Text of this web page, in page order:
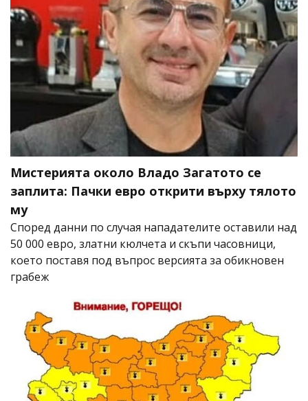
Мистерията около Владо Загатото се
заплита: Пачки евро открити върху тялото
му
Според данни по случая нападателите оставили над
50 000 евро, златни кюлчета и скъпи часовници,
което поставя под въпрос версията за обикновен
грабеж